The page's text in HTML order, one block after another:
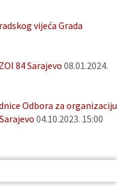
vijeća Grada
84 Sarajevo 08.01.2024.
Odbora za organizaciju
04.10.2023. 15:00